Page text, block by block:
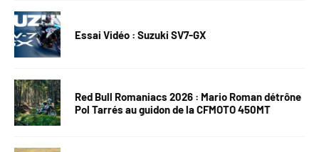
Essai Vidéo : Suzuki SV7-GX
Red Bull Romaniacs 2026 : Mario Roman détrône
Pol Tarrés au guidon de la CFMOTO 450MT